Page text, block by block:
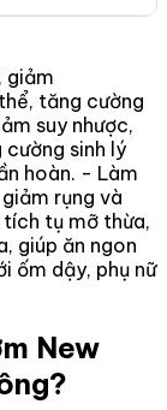
giảm
tăng cường
suy nhược,
sinh lý
hoàn. - Làm
rụng và
tụ mỡ thừa,
giúp ăn ngon
ốm dậy, phụ nữ
New